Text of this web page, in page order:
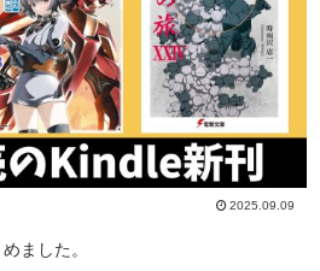
2025.09.09
ました。